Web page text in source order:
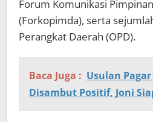
Forum Komunikasi
(Forkopimda), serta
Perangkat Daerah (OPD).
Baca Juga : Usulan
Disambut Positif, Joni